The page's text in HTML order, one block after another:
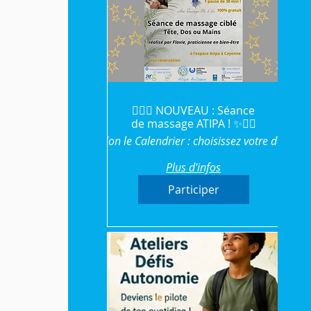
💆‍♀️✨ NOUVEAU : Séance
de massage ATIPA ! ✨💆‍♂️
Selon le Calendrier : choisissez votre date
Plus d'infos
Participer